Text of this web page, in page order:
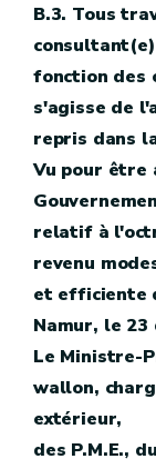
B.3. Tous
fonction des
s'agisse de
repris dans
Vu pour être
relatif à
revenu
et efficiente
Namur, le 23
Le Ministre-
wallon,
extérieur,
des P.M.E.,